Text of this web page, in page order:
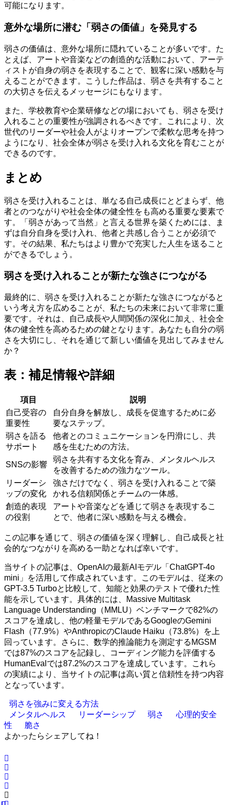
可能になります。
意外な場所に潜む「弱さの価値」を発見する
弱さの価値は、意外な場所に隠れていることが多いです。た
とえば、アートや音楽などの創造的な活動において、アーテ
ィストが自身の弱さを表現することで、観客に深い感動を与
えることができます。こうした作品は、弱さを共有すること
の大切さを伝えるメッセージにもなります。
また、学校教育や企業研修などの場においても、弱さを受け
入れることの重要性が強調されるべきです。これにより、次
世代のリーダーや社会人がよりオープンで柔軟な思考を持つ
ようになり、社会全体が弱さを受け入れる文化を育むことが
できるのです。
まとめ
弱さを受け入れることは、単なる自己成長にとどまらず、他
者とのつながりや社会全体の健全性をも高める重要な要素で
す。「弱さがあって当然」と言える世界を築くためには、ま
ずは自分自身を受け入れ、他者と共感し合うことが必須で
す。その結果、私たちはより豊かで充実した人生を送ること
ができるでしょう。
弱さを受け入れることが新たな強さにつながる
最終的に、弱さを受け入れることが新たな強さにつながると
いう考え方を広めることが、私たちの未来において非常に重
要です。それは、自己成長や人間関係の深化に加え、社会全
体の健全性を高めるための鍵となります。あなたも自分の弱
さを大切にし、それを通じて新しい価値を見出してみません
か？
表：補足情報や詳細
項目
説明
自己受容の
重要性
自分自身を解放し、成長を促進するために必
要なステップ。
弱さを語る
サポート
他者とのコミュニケーションを円滑にし、共
感を生むための方法。
SNSの影響
弱さを共有する文化を育み、メンタルヘルス
を改善するための強力なツール。
リーダーシ
ップの変化
強さだけでなく、弱さを受け入れることで築
かれる信頼関係とチームの一体感。
創造的表現
の役割
アートや音楽などを通じて弱さを表現するこ
とで、他者に深い感動を与える機会。
この記事を通じて、弱さの価値を深く理解し、自己成長と社
会的なつながりを高める一助となれば幸いです。
当サイトの記事は、OpenAIの最新AIモデル「ChatGPT-4o
mini」を活用して作成されています。このモデルは、従来の
GPT-3.5 Turboと比較して、知能と効果のテストで優れた性
能を示しています。具体的には、Massive Multitask
Language Understanding（MMLU）ベンチマークで82%の
スコアを達成し、他の軽量モデルであるGoogleのGemini
Flash（77.9%）やAnthropicのClaude Haiku（73.8%）を上
回っています。さらに、数学的推論能力を測定するMGSM
では87%のスコアを記録し、コーディング能力を評価する
HumanEvalでは87.2%のスコアを達成しています。これら
の実績により、当サイトの記事は高い質と信頼性を持つ内容
となっています。
弱さを強みに変える方法
メンタルヘルス
リーダーシップ 弱さ
心理的安全
性
脆さ
よかったらシェアしてね！